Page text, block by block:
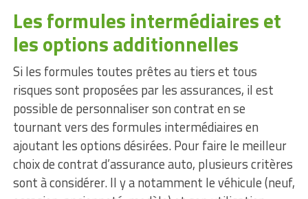
Les formules intermédiaires et
les options additionnelles
Si les formules toutes prêtes au tiers et tous
risques sont proposées par les assurances, il est
possible de personnaliser son contrat en se
tournant vers des formules intermédiaires en
ajoutant les options désirées. Pour faire le meilleur
choix de contrat d’assurance auto, plusieurs critères
sont à considérer. Il y a notamment le véhicule (neuf,